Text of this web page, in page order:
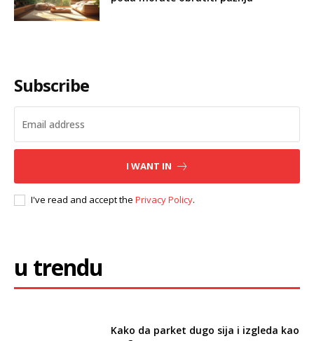
Subscribe
I WANT IN
I've read and accept the Privacy Policy.
u trendu
Kako da parket dugo sija i izgleda kao